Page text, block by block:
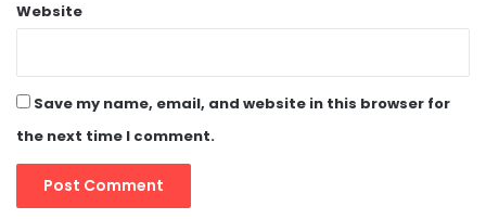
Website
Save my name, email, and website in this browser for
the next time I comment.